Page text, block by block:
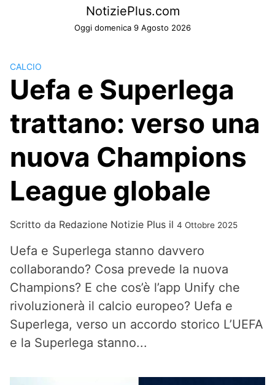
NotiziePlus.com
Oggi domenica 9 Agosto 2026
CALCIO
Uefa e Superlega
trattano: verso una
nuova Champions
League globale
Scritto da Redazione Notizie Plus il 4 Ottobre 2025
Uefa e Superlega stanno davvero
collaborando? Cosa prevede la nuova
Champions? E che cos’è l’app Unify che
rivoluzionerà il calcio europeo? Uefa e
Superlega, verso un accordo storico L’UEFA
e la Superlega stanno...